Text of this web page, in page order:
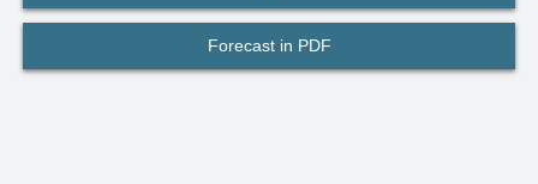
Forecast in PDF